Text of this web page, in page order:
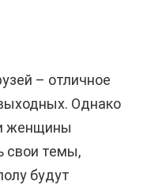
– отличное
Однако
женщины
свои темы,
будут